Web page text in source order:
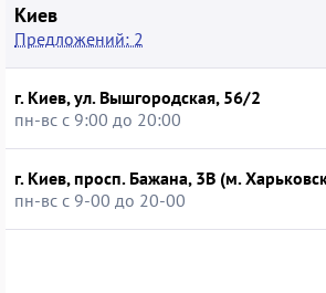
Киев
Предложений: 2
г. Киев, ул. Вышгородская, 56/2
пн-вс с 9:00 до 20:00
г. Киев, просп. Бажана, 3В (м.
пн-вс с 9-00 до 20-00